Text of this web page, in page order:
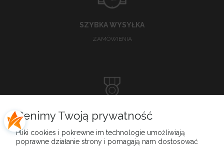
SZYBKA WYSYŁKA
ZAMÓWIENIA
DOSKONAŁA
Cenimy Twoją prywatność
Pliki cookies i pokrewne im technologie umożliwiają
poprawne działanie strony i pomagają nam dostosować